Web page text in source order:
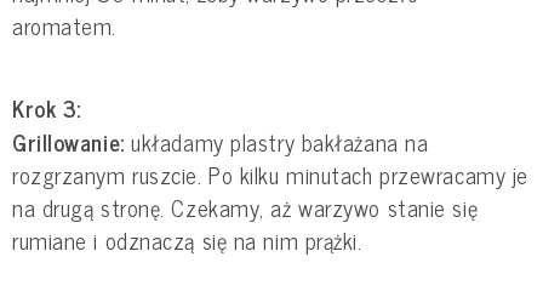
aromatem.
Krok 3:
Grillowanie: układamy plastry bakłażana na
rozgrzanym ruszcie. Po kilku minutach przewracamy je
na drugą stronę. Czekamy, aż warzywo stanie się
rumiane i odznaczą się na nim prążki.